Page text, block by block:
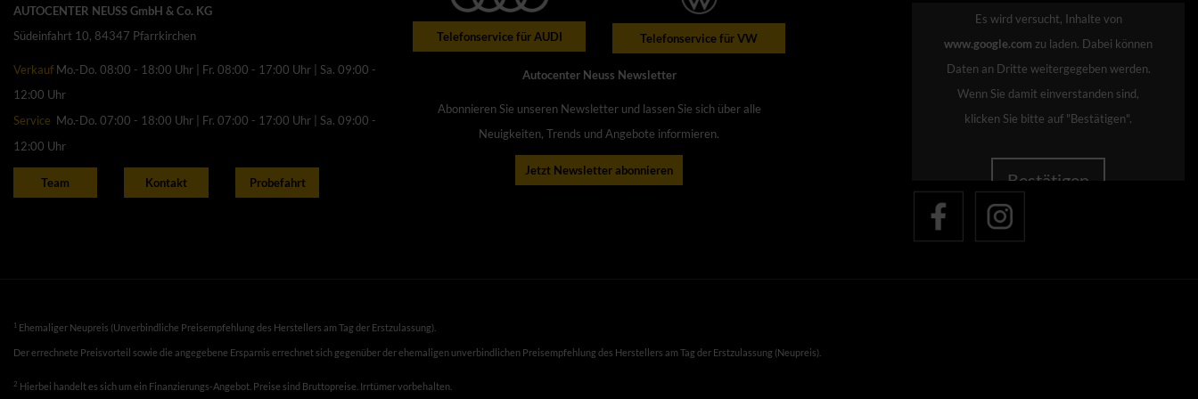
AUTOCENTER NEUSS GmbH & Co. KG
Südeinfahrt 10, 84347 Pfarrkirchen
Verkauf Mo.-Do. 08:00 - 18:00 Uhr | Fr. 08:00 - 17:00 Uhr | Sa. 09:00 -
12:00 Uhr
Service Mo.-Do. 07:00 - 18:00 Uhr | Fr. 07:00 - 17:00 Uhr | Sa. 09:00 -
12:00 Uhr
Team Kontakt Probefahrt
Telefonservice für AUDI Telefonservice für VW
Autocenter Neuss Newsletter
Abonnieren Sie unseren Newsletter und lassen Sie sich über alle
Neuigkeiten, Trends und Angebote informieren.
Jetzt Newsletter abonnieren
www.google.com zu laden. Dabei können
Daten an Dritte weitergegeben werden.
Wenn Sie damit einverstanden sind,
klicken Sie bitte auf "Bestätigen".
Bestätigen
1 Ehemaliger Neupreis (Unverbindliche Preisempfehlung des Herstellers am Tag der Erstzulassung).
Der errechnete Preisvorteil sowie die angegebene Ersparnis errechnet sich gegenüber der ehemaligen unverbindlichen Preisempfehlung des Herstellers am Tag der Erstzulassung (Neupreis).
2 Hierbei handelt es sich um ein Finanzierungs-Angebot. Preise sind Bruttopreise. Irrtümer vorbehalten.